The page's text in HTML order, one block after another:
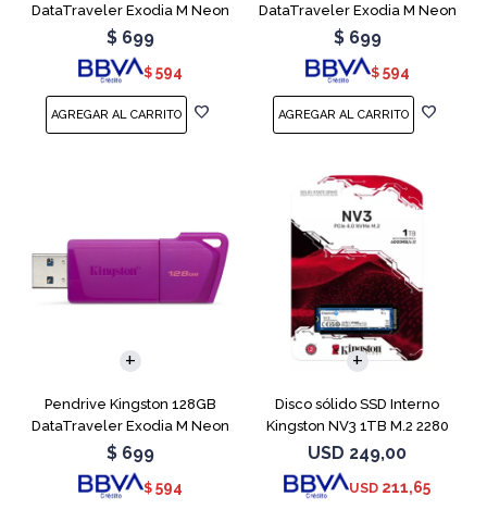
DataTraveler Exodia M Neon
Green
$ 699
$ 594
DataTraveler Exodia M Neon
Pink
$ 699
$ 594
Pendrive Kingston 128GB
DataTraveler Exodia M Neon
Purple
$ 699
$ 594
Disco sólido SSD Interno
Kingston NV3 1TB M.2 2280
NVMe PCIe
USD 249,00
USD 211,65